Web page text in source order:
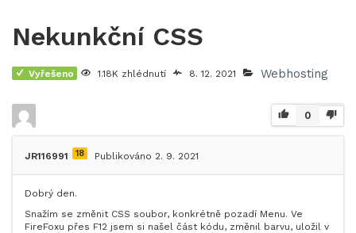
Nekunkční CSS
Vyřešeno 1.18K zhlédnutí 8. 12. 2021 Webhosting
0
JR116991 18 Publikováno 2. 9. 2021
Dobrý den.
Snažím se změnit CSS soubor, konkrétně pozadí Menu. Ve
FireFoxu přes F12 jsem si našel část kódu, změnil barvu, uložil v